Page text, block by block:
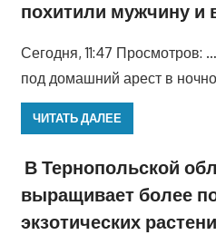
похитили мужчину и
Сегодня, 11:47 Просмотров:
под домашний арест в
ЧИТАТЬ ДАЛЕЕ
В Тернопольской
выращивает более
экзотических